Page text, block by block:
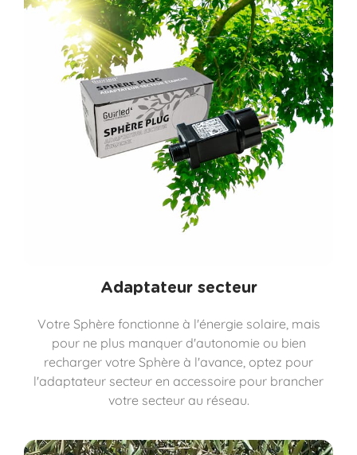
Adaptateur secteur
Votre Sphère fonctionne à l'énergie solaire, mais
pour ne plus manquer d'autonomie ou bien
recharger votre Sphère à l'avance, optez pour
l'adaptateur secteur en accessoire pour brancher
votre secteur au réseau.